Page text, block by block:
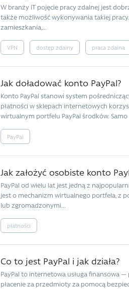
W branży IT pojęcie pracy zdalnej jest
także możliwość wykonywania takiej
zamieszkania,...
VPN dostęp zdalny praca zdalna
Jak doładować konto PayPal?
Konto PayPal stanowi system
płatności w sklepach internetowych
wirtualnym portfelu PayPal środków. Samo
PayPal
Jak założyć osobiste konto
PayPal od wielu lat jest jedną z
jest o mechanizm wirtualnego portfela, z
lub zgromadzonymi...
płatności
Co to jest PayPal i jak działa?
PayPal to internetowa usługa finansowa
płacenie za przedmioty za pomocą